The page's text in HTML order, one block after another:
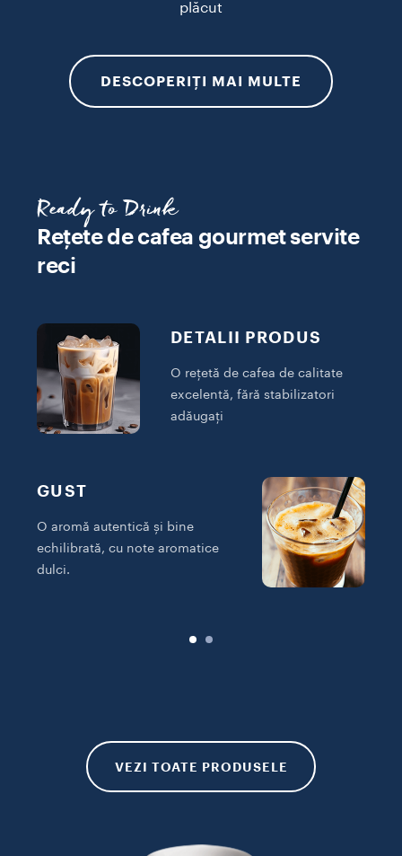
plăcut
DESCOPERIȚI MAI MULTE
Ready to Drink
Rețete de cafea gourmet servite
reci
DETALII PRODUS
O rețetă de cafea de calitate
excelentă, fără stabilizatori
adăugați
GUST
O aromă autentică și bine
echilibrată, cu note aromatice
dulci.
VEZI TOATE PRODUSELE